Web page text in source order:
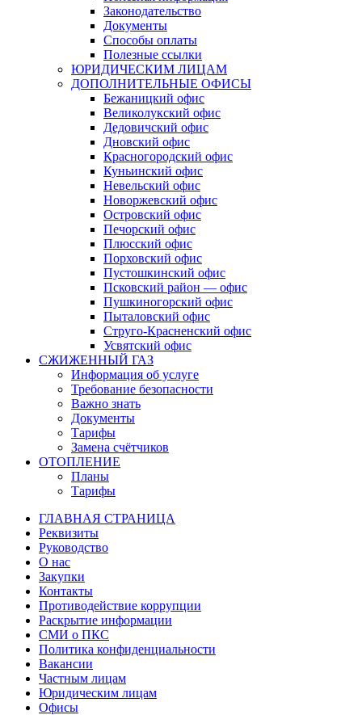
Законодательство
Документы
Способы оплаты
Полезные ссылки
ЮРИДИЧЕСКИМ ЛИЦАМ
ДОПОЛНИТЕЛЬНЫЕ ОФИСЫ
Бежаницкий офис
Великолукский офис
Дедовичский офис
Дновский офис
Красногородский офис
Куньинский офис
Невельский офис
Новоржевский офис
Островский офис
Печорский офис
Плюсский офис
Порховский офис
Пустошкинский офис
Псковский район — офис
Пушкиногорский офис
Пыталовский офис
Струго-Красненский офис
Усвятский офис
СЖИЖЕННЫЙ ГАЗ
Информация об услуге
Требование безопасности
Важно знать
Документы
Тарифы
Замена счётчиков
ОТОПЛЕНИЕ
Планы
Тарифы
ГЛАВНАЯ СТРАНИЦА
Реквизиты
Руководство
О нас
Закупки
Контакты
Противодействие коррупции
Раскрытие информации
СМИ о ПКС
Политика конфиденциальности
Вакансии
Частным лицам
Юридическим лицам
Офисы